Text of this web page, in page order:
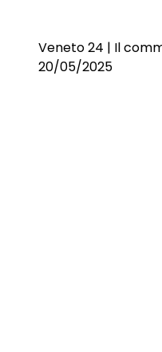
Veneto 24 | Il
20/05/2025